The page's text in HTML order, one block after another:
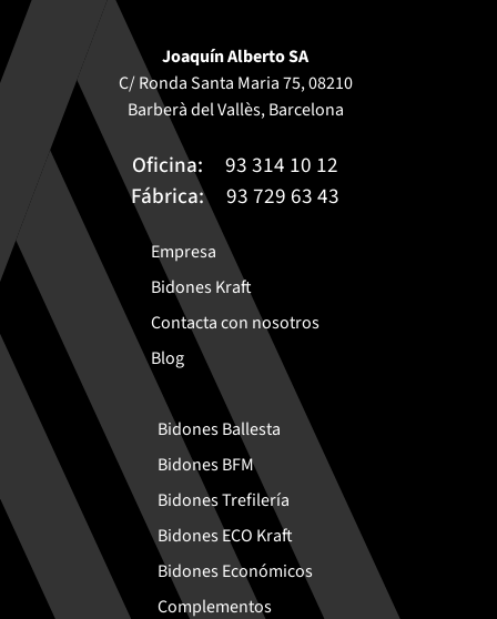
Joaquín Alberto SA
C/ Ronda Santa Maria 75, 08210
Barberà del Vallès, Barcelona
Oficina:
93 314 10 12
Fábrica:
93 729 63 43
Empresa
Bidones Kraft
Contacta con nosotros
Blog
Bidones Ballesta
Bidones BFM
Bidones Trefilería
Bidones ECO Kraft
Bidones Económicos
Complementos